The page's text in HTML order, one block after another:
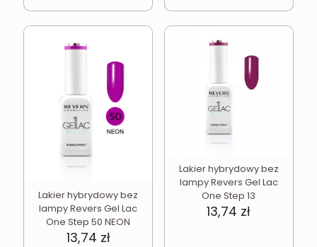
Lakier hybrydowy bez
lampy Revers Gel Lac
One Step 50 NEON
13,74 zł
Lakier hybrydowy bez
lampy Revers Gel Lac
One Step 13
13,74 zł